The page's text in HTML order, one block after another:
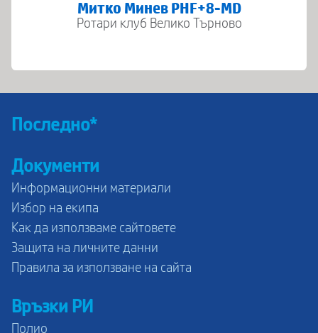
Митко Минев PHF+8-MD
Ротари клуб Велико Търново
Последно*
Документи
Информационни материали
Избор на екипа
Как да използваме сайтовете
Защита на личните данни
Правила за използване на сайта
Връзки РИ
Полио